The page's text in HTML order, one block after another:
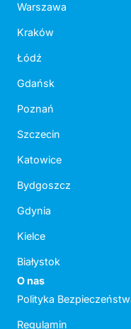
Warszawa
Kraków
Łódź
Gdańsk
Poznań
Szczecin
Katowice
Bydgoszcz
Gdynia
Kielce
Białystok
O nas
Polityka
Regulamin